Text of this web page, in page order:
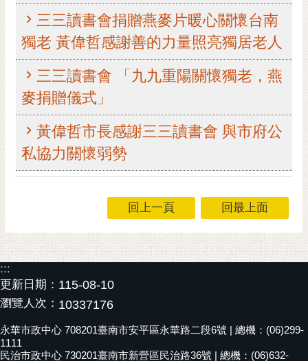
覽
訂
訂
閱
報
箱
English
日
本
隱
三三讀書會捐贈燕麥片暖心關懷台南
獨老 黃偉哲感謝善的力量照亮獨居老人
三三讀書會 「九九重陽關懷獨老，燕
麥捐贈儀式」
黃偉哲市長感謝三三讀書會 與市府公
私協力關懷弱勢
回上一頁 回最上面
:::
更新日期： 115-08-10
瀏覽人次： 10337176
永華市政中心 708201臺南市安平區永華路二段6號 | 總機：(06)299-
1111
民治市政中心 730201臺南市新營區民治路36號 | 總機：(06)632-